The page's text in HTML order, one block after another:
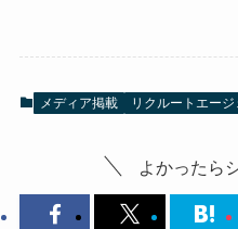
メディア掲載 リクルートエージ
よかったら